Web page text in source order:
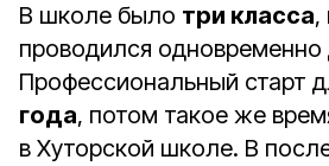
В школе было три класса,
проводился одновременно
Профессиональный старт
года, потом такое же
в Хуторской школе. В